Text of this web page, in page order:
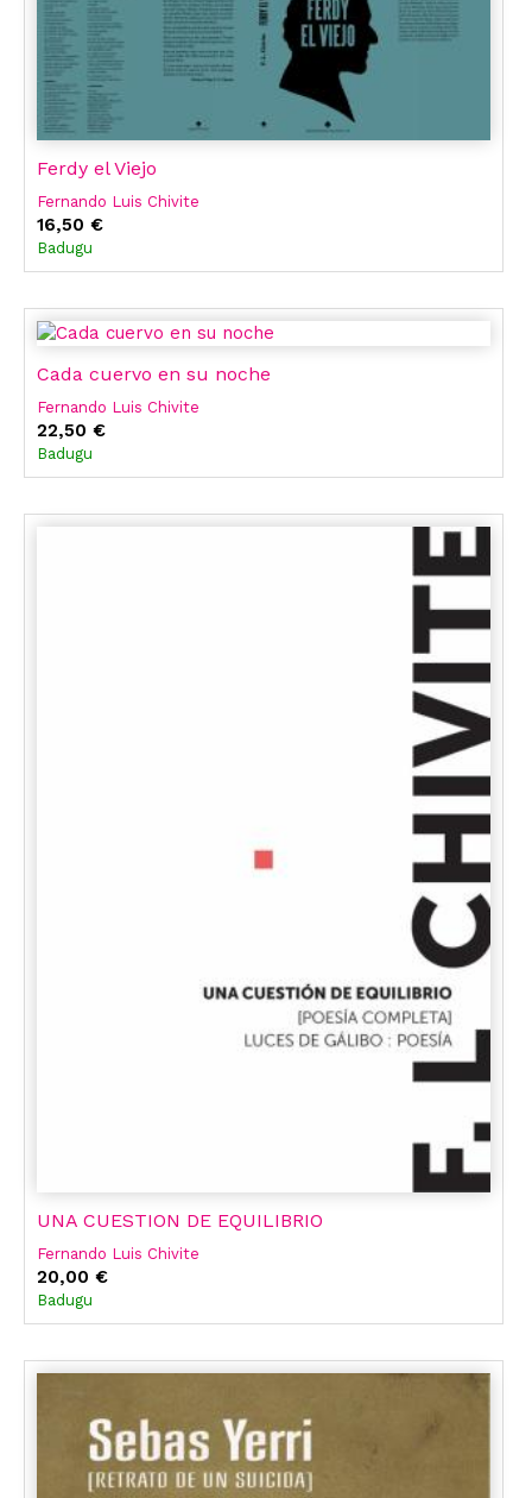
Ferdy el Viejo
Fernando Luis Chivite
16,50 €
Badugu
Cada cuervo en su noche
Fernando Luis Chivite
22,50 €
Badugu
UNA CUESTION DE EQUILIBRIO
Fernando Luis Chivite
20,00 €
Badugu